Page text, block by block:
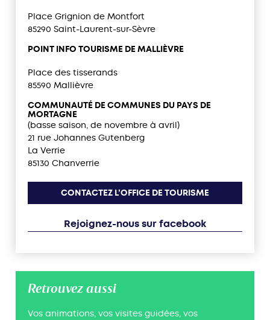
Place Grignion de Montfort
85290 Saint-Laurent-sur-Sèvre
POINT INFO TOURISME DE MALLIÈVRE
Place des tisserands
85590 Mallièvre
COMMUNAUTÉ DE COMMUNES DU PAYS DE
MORTAGNE
(basse saison, de novembre à avril)
21 rue Johannes Gutenberg
La Verrie
85130 Chanverrie
CONTACTEZ L’OFFICE DE TOURISME
Rejoignez-nous sur facebook
Retrouvez aussi
Vos animations, vos visites guidées, vos